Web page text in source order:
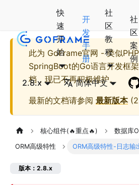
快
速
开
始
开
发
手
册
社
区
教
程
社
区
案
例
2.8.x 简体中文
此为 GoFrame官网 - 类似
SpringBoot的Go语言开发框架
档，现已不再积极维护。
最新的文档请参阅 最新版本(
核心组件(🔥重点🔥) 数据库
ORM高级特性 ORM高级特性-日志输
版本：2.8.x